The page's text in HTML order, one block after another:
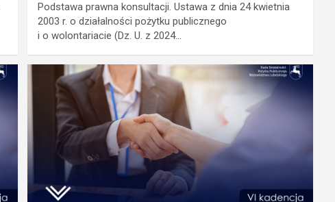
Podstawa prawna konsultacji. Ustawa z dnia 24 kwietnia
2003 r. o działalności pożytku publicznego
i o wolontariacie (Dz. U. z 2024…